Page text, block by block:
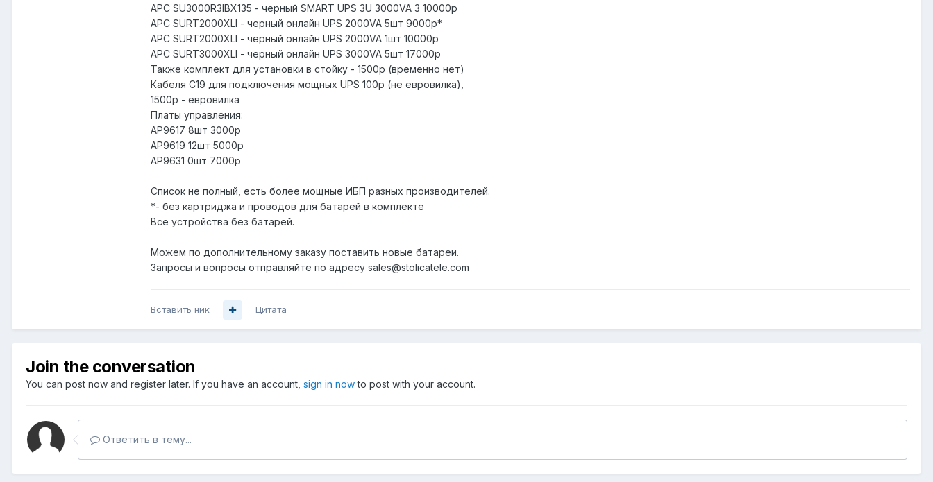
APC SU3000R3IBX135 - черный SMART UPS 3U 3000VA 3 10000р
APC SURT2000XLI - черный онлайн UPS 2000VA 5шт 9000р*
APC SURT2000XLI - черный онлайн UPS 2000VA 1шт 10000р
APC SURT3000XLI - черный онлайн UPS 3000VA 5шт 17000р
Также комплект для установки в стойку - 1500р (временно нет)
Кабеля C19 для подключения мощных UPS 100р (не евровилка),
1500р - евровилка
Платы управления:
AP9617 8шт 3000р
AP9619 12шт 5000р
AP9631 0шт 7000р
Список не полный, есть более мощные ИБП разных производителей.
*- без картриджа и проводов для батарей в комплекте
Все устройства без батарей.
Можем по дополнительному заказу поставить новые батареи.
Запросы и вопросы отправляйте по адресу sales@stolicatele.com
Вставить ник Цитата
Join the conversation
You can post now and register later. If you have an account, sign in nowto post with your account.
Ответить в тему...